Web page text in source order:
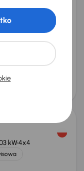
kW
Cena promocyjna
88 000 zł
kW4x4